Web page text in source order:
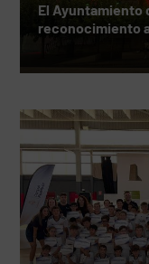
El Ayuntamiento
reconocimiento